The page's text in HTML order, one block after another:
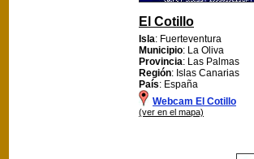
El Cotillo
Isla: Fuerteventura
Municipio: La Oliva
Provincia: Las Palmas
Región: Islas Canarias
País: España
Webcam El Cotillo
(ver en el mapa)